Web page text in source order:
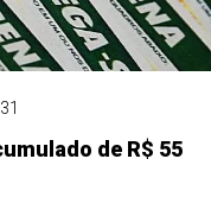
de R$ 55